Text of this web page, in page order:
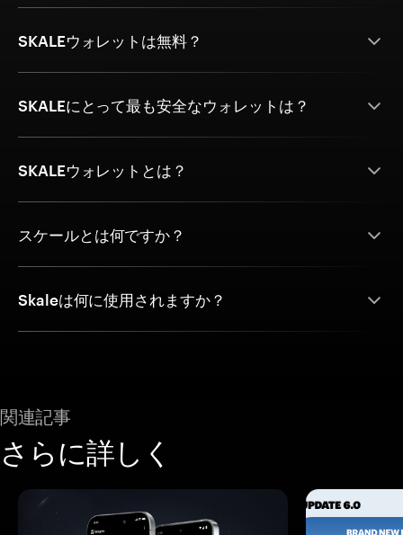
SKALEウォレットは無料？
SKALEにとって最も安全なウォレットは？
SKALEウォレットとは？
スケールとは何ですか？
Skaleは何に使用されますか？
関連記事
さらに詳しく